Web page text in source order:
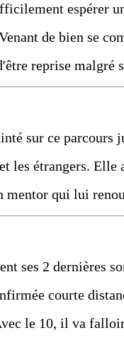
espérer
de bien se
reprise malgré
sur ce parcours
les étrangers. Elle
mentor qui lui
ses 2 dernières
courte
le 10, il va